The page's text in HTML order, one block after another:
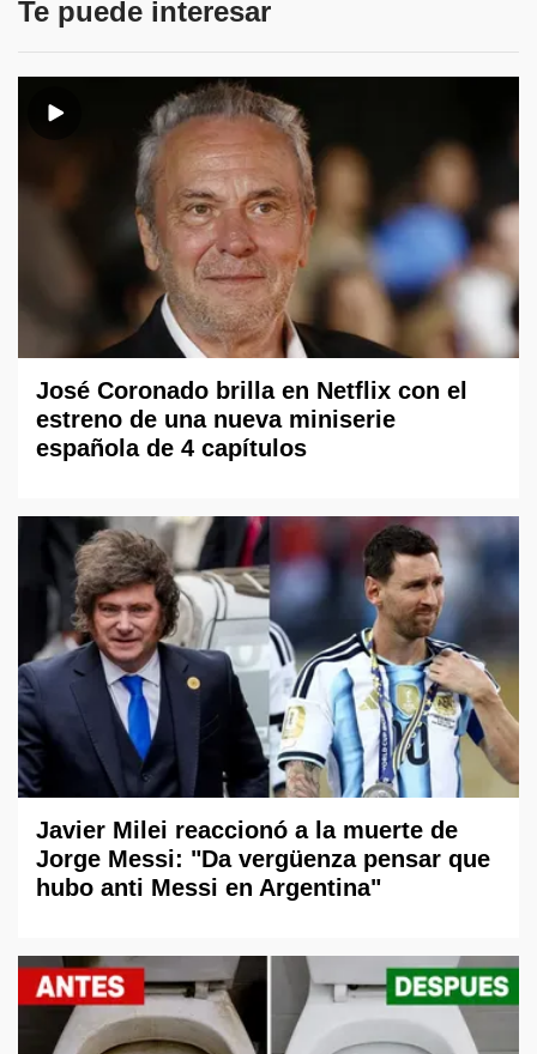
Te puede interesar
José Coronado brilla en Netflix con el
estreno de una nueva miniserie
española de 4 capítulos
Javier Milei reaccionó a la muerte de
Jorge Messi: "Da vergüenza pensar que
hubo anti Messi en Argentina"